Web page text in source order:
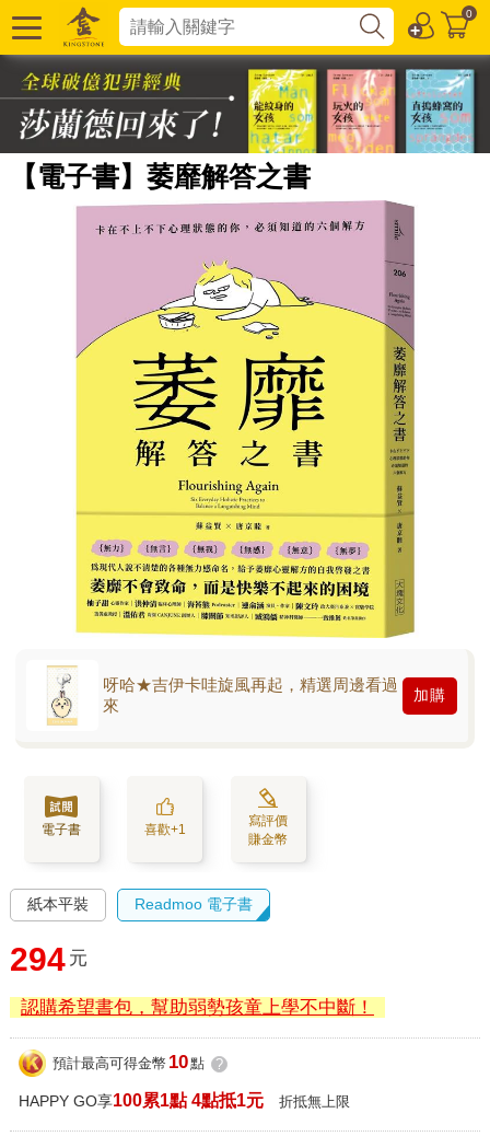
0
【電子書】萎靡解答之書
呀哈★吉伊卡哇旋風再起，精選周邊看過
來
加購
電子書 喜歡+1
寫評價
賺金幣
紙本平裝 Readmoo 電子書
294 元
認購希望書包，幫助弱勢孩童上學不中斷！
預計最高可得金幣 10點 ?
HAPPY GO享100累1點 4點抵1元 折抵無上限